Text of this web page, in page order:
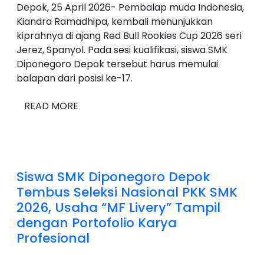
Depok, 25 April 2026- Pembalap muda Indonesia,
Kiandra Ramadhipa, kembali menunjukkan
kiprahnya di ajang Red Bull Rookies Cup 2026 seri
Jerez, Spanyol. Pada sesi kualifikasi, siswa SMK
Diponegoro Depok tersebut harus memulai
balapan dari posisi ke-17.
READ MORE
Siswa SMK Diponegoro Depok
Tembus Seleksi Nasional PKK SMK
2026, Usaha “MF Livery” Tampil
dengan Portofolio Karya
Profesional